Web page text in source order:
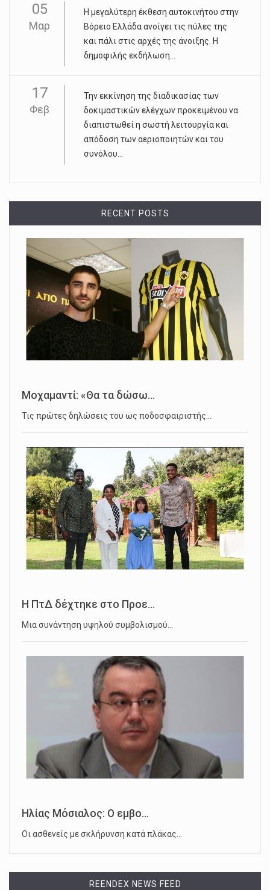
05
Μαρ
Η μεγαλύτερη έκθεση αυτοκινήτου στην
Βόρειο Ελλάδα ανοίγει τις πύλες της
και πάλι στις αρχές της άνοιξης. Η
δημοφιλής εκδήλωση...
17
Φεβ
Την εκκίνηση της διαδικασίας των
δοκιμαστικών ελέγχων προκειμένου να
διαπιστωθεί η σωστή λειτουργία και
απόδοση των αεριοποιητών και του
συνόλου...
RECENT POSTS
Μοχαμαντί: «Θα τα δώσω...
Τις πρώτες δηλώσεις του ως ποδοσφαιριστής…
Η ΠτΔ δέχτηκε στο Προε...
Μια συνάντηση υψηλού συμβολισμού…
Ηλίας Μόσιαλος: Ο εμβο...
Οι ασθενείς με σκλήρυνση κατά πλάκας…
REENDEX NEWS FEED